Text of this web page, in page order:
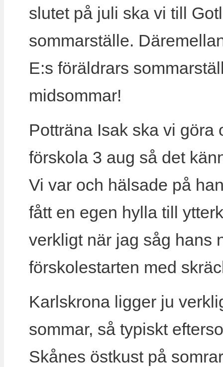
slutet på juli ska vi till
sommarställe.
E:s föräldrars
midsommar!
Potträna Isak ska vi göra
förskola 3 aug så det
Vi var och hälsade på
fått en egen hylla till
verkligt när jag såg hans
förskolestarten med
Karlskrona ligger ju
sommar, så typiskt
Skånes östkust på